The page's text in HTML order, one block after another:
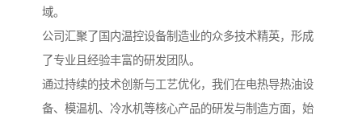
域。
公司汇聚了国内温控设备制造业的众多技术精英，形成
了专业且经验丰富的研发团队。
通过持续的技术创新与工艺优化，我们在电热导热油设
备、模温机、冷水机等核心产品的研发与制造方面，始